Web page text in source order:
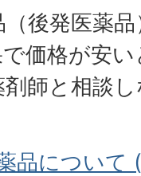
後発医薬
価格が安
師と相談
品について